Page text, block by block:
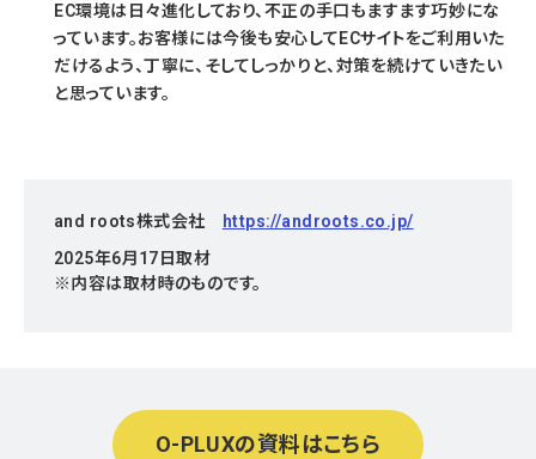
EC環境は日々進化しており、不正の手口もますます巧妙にな
っています。お客様には今後も安心してECサイトをご利用いた
だけるよう、丁寧に、そしてしっかりと、対策を続けていきたい
と思っています。
and roots株式会社
https://androots.co.jp/
2025年6月17日取材
※内容は取材時のものです。
O-PLUXの資料はこちら